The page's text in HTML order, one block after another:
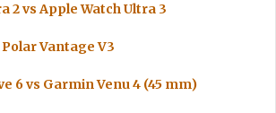
2 vs Apple Watch Ultra 3
Vantage V3
6 vs Garmin Venu 4 (45 mm)